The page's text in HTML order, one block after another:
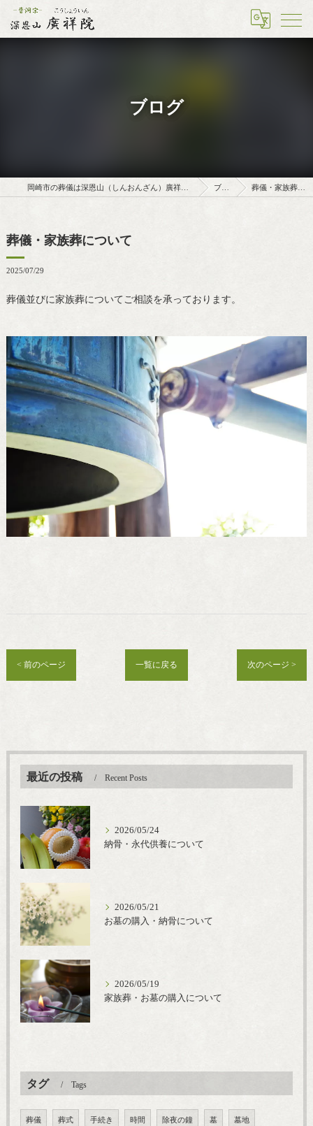
ブログ
岡崎市の葬儀は深恩山（しんおんざん）廣祥院（こうしょういん） ブログ 葬儀・家族葬について
葬儀・家族葬について
2025/07/29
葬儀並びに家族葬についてご相談を承っております。
< 前のページ 一覧に戻る 次のページ >
最近の投稿 Recent Posts
2026/05/24
納骨・永代供養について
2026/05/21
お墓の購入・納骨について
2026/05/19
家族葬・お墓の購入について
タグ Tags
葬儀 葬式 手続き 時間 除夜の鐘 墓 墓地